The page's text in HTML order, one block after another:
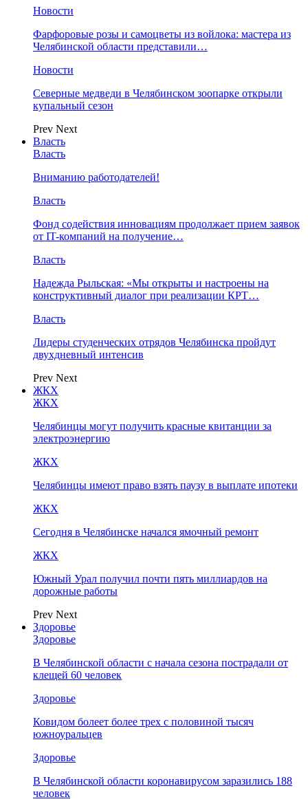
Новости
Фарфоровые розы и самоцветы из войлока: мастера из
Челябинской области представили…
Новости
Северные медведи в Челябинском зоопарке открыли
купальный сезон
Prev Next
Власть
Власть
Вниманию работодателей!
Власть
Фонд содействия инновациям продолжает прием заявок
от IT-компаний на получение…
Власть
Надежда Рыльская: «Мы открыты и настроены на
конструктивный диалог при реализации КРТ…
Власть
Лидеры студенческих отрядов Челябинска пройдут
двухдневный интенсив
Prev Next
ЖКХ
ЖКХ
Челябинцы могут получить красные квитанции за
электроэнергию
ЖКХ
Челябинцы имеют право взять паузу в выплате ипотеки
ЖКХ
Сегодня в Челябинске начался ямочный ремонт
ЖКХ
Южный Урал получил почти пять миллиардов на
дорожные работы
Prev Next
Здоровье
Здоровье
В Челябинской области с начала сезона пострадали от
клещей 60 человек
Здоровье
Ковидом болеет более трех с половиной тысяч
южноуральцев
Здоровье
В Челябинской области коронавирусом заразились 188
человек